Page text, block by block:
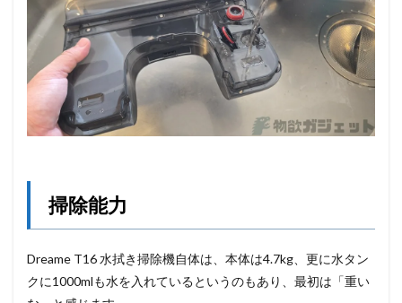
掃除能力
Dreame T16 水拭き掃除機自体は、本体は4.7kg、更に水タン
クに1000mlも水を入れているというのもあり、最初は「重い